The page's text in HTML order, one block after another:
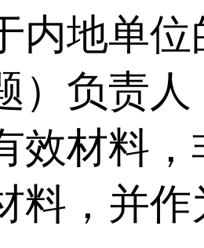
内地单
）负责
效材料
料，并